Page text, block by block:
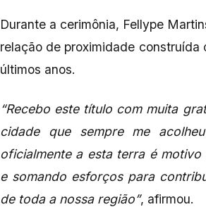
Durante a cerimônia, Fellype
relação de proximidade construída
últimos anos.
“Recebo este título com muita
cidade que sempre me
oficialmente a esta terra é
e somando esforços para
de toda a nossa região”, afirmou.